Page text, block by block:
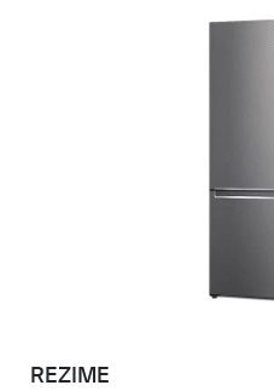
REZIME